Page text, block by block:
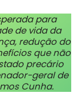
para
de vida da
redução do
que não
precário
geral de
Cunha.